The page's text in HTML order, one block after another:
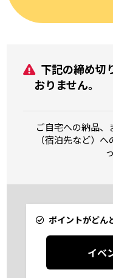
下記の締め切
おりません。
ご自宅への納品
（宿泊先など）
ポイントがどん
イベ